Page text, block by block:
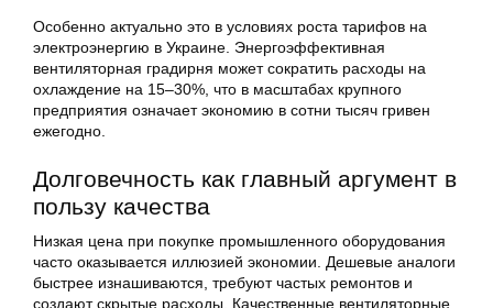
Особенно актуально это в условиях роста тарифов на
электроэнергию в Украине. Энергоэффективная
вентиляторная градирня может сократить расходы на
охлаждение на 15–30%, что в масштабах крупного
предприятия означает экономию в сотни тысяч гривен
ежегодно.
Долговечность как главный аргумент в
пользу качества
Низкая цена при покупке промышленного оборудования
часто оказывается иллюзией экономии. Дешевые аналоги
быстрее изнашиваются, требуют частых ремонтов и
создают скрытые расходы. Качественные вентиляторные